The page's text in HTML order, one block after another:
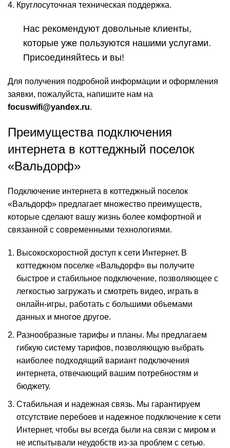
Круглосуточная техническая поддержка.
Нас рекомендуют довольные клиенты,
которые уже пользуются нашими услугами.
Присоединяйтесь и вы!
Для получения подробной информации и оформления
заявки, пожалуйста, напишите нам на
focuswifi@yandex.ru.
Преимущества подключения
интернета в коттеджный поселок
«Вальдорф»
Подключение интернета в коттеджный поселок
«Вальдорф» предлагает множество преимуществ,
которые сделают вашу жизнь более комфортной и
связанной с современными технологиями.
Высокоскоростной доступ к сети Интернет. В
коттеджном поселке «Вальдорф» вы получите
быстрое и стабильное подключение, позволяющее с
легкостью загружать и смотреть видео, играть в
онлайн-игры, работать с большими объемами
данных и многое другое.
Разнообразные тарифы и планы. Мы предлагаем
гибкую систему тарифов, позволяющую выбрать
наиболее подходящий вариант подключения
интернета, отвечающий вашим потребностям и
бюджету.
Стабильная и надежная связь. Мы гарантируем
отсутствие перебоев и надежное подключение к сети
Интернет, чтобы вы всегда были на связи с миром и
не испытывали неудобств из-за проблем с сетью.